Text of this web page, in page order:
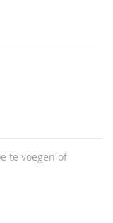
te voegen of